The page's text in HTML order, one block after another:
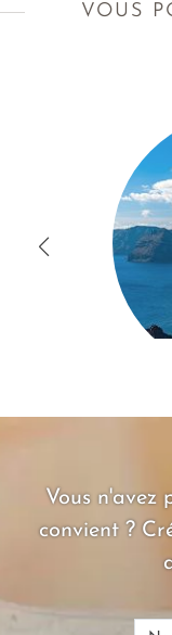
VOUS
Vous n'avez
convient ?